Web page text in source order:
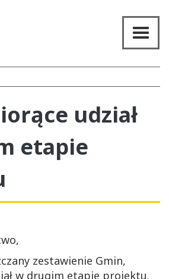
udział
etapie
zestawienie Gmin,
w drugim etapie projektu.